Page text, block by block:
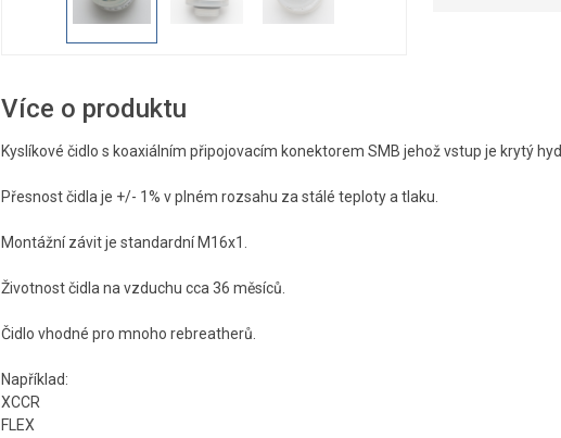
Více o produktu
Kyslíkové čidlo s koaxiálním připojovacím konektorem SMB jehož vstup je krytý
Přesnost čidla je +/- 1% v plném rozsahu za stálé teploty a tlaku.
Montážní závit je standardní M16x1.
Životnost čidla na vzduchu cca 36 měsíců.
Čidlo vhodné pro mnoho rebreatherů.
Například:
XCCR
FLEX